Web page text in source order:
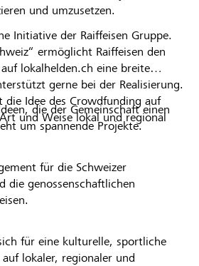
und umzusetzen.
Initiative der Raiffeisen Gruppe.
ermöglicht Raiffeisen den
lokalhelden.ch eine breite
gerne bei der Realisierung.
die Idee des Crowdfunding auf
und Weise lokal und regional
die der Gemeinschaft einen
um spannende Projekte.
für die Schweizer
die genossenschaftlichen
für eine kulturelle, sportliche
lokaler, regionaler und